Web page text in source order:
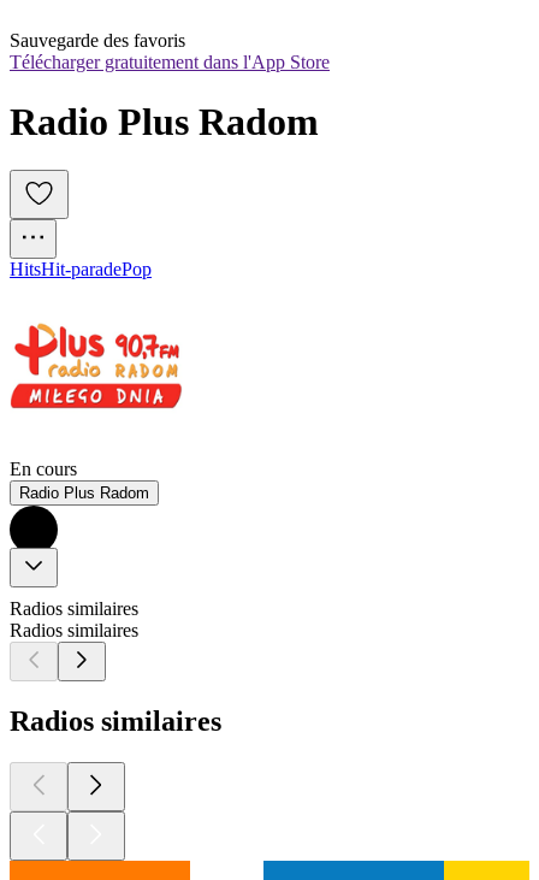
Sauvegarde des favoris
Télécharger gratuitement dans l'App Store
Radio Plus Radom
HitsHit-paradePop
En cours
Radio Plus Radom
Radios similaires
Radios similaires
Radios similaires